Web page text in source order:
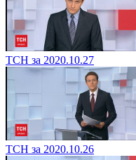
ТСН за 2020.10.27
ТСН за 2020.10.26